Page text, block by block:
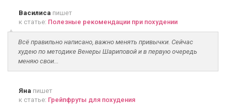
Василиса пишет
к статье: Полезные рекомендации при похудении
Всё правильно написано, важно менять привычки. Сейчас
худею по методике Венеры Шариповой и в первую очередь
меняю свои...
Яна пишет
к статье: Грейпфруты для похудения